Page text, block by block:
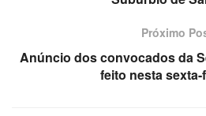
Próximo
Anúncio dos convocados da
feito nesta sexta-